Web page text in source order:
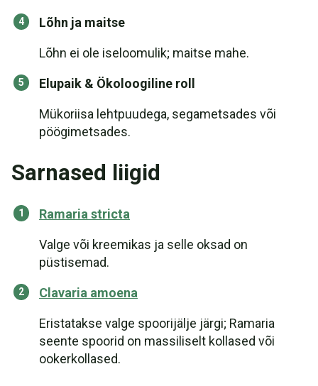
Lõhn ja maitse
Lõhn ei ole iseloomulik; maitse mahe.
Elupaik & Ökoloogiline roll
Mükoriisa lehtpuudega, segametsades või
pöögimetsades.
Sarnased liigid
Ramaria stricta
Valge või kreemikas ja selle oksad on
püstisemad.
Clavaria amoena
Eristatakse valge spoorijälje järgi; Ramaria
seente spoorid on massiliselt kollased või
ookerkollased.